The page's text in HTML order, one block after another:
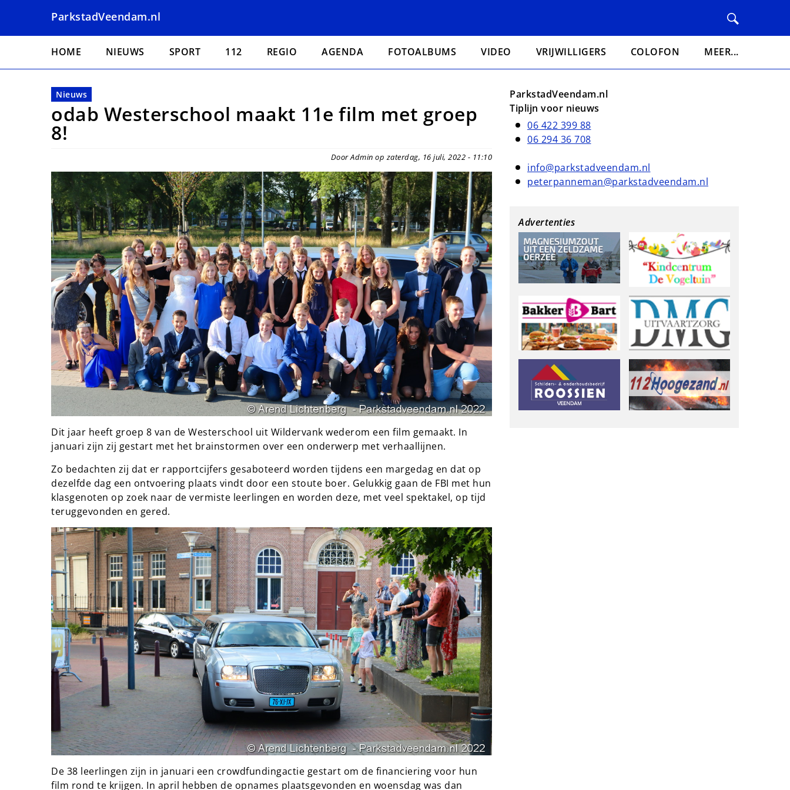
naar
ParkstadVeendam.nl
Hoofdnavigatie
HOME NIEUWS SPORT 112 REGIO AGENDA FOTOALBUMS VIDEO VRIJWILLIGERS COLOFON MEER...
Nieuws
odab Westerschool maakt 11e film met groep
8!
Door Admin op zaterdag, 16 juli, 2022 - 11:10
Dit jaar heeft groep 8 van de Westerschool uit Wildervank wederom een film gemaakt. In
januari zijn zij gestart met het brainstormen over een onderwerp met verhaallijnen.
Zo bedachten zij dat er rapportcijfers gesaboteerd worden tijdens een margedag en dat op
dezelfde dag een ontvoering plaats vindt door een stoute boer. Gelukkig gaan de FBI met hun
klasgenoten op zoek naar de vermiste leerlingen en worden deze, met veel spektakel, op tijd
teruggevonden en gered.
De 38 leerlingen zijn in januari een crowdfundingactie gestart om de financiering voor hun
film rond te krijgen. In april hebben de opnames plaatsgevonden en woensdag was dan
ParkstadVeendam.nl
Tiplijn voor nieuws
06 422 399 88
06 294 36 708
info@parkstadveendam.nl
peterpanneman@parkstadveendam.nl
Advertenties